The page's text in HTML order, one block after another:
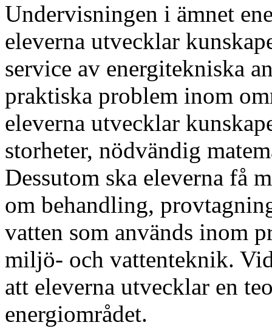
Undervisningen i ämnet
eleverna utvecklar
service av energitekniska
praktiska problem inom
eleverna utvecklar
storheter, nödvändig
Dessutom ska eleverna få
om behandling,
vatten som används inom
miljö- och vattenteknik.
att eleverna utvecklar en
energiområdet.